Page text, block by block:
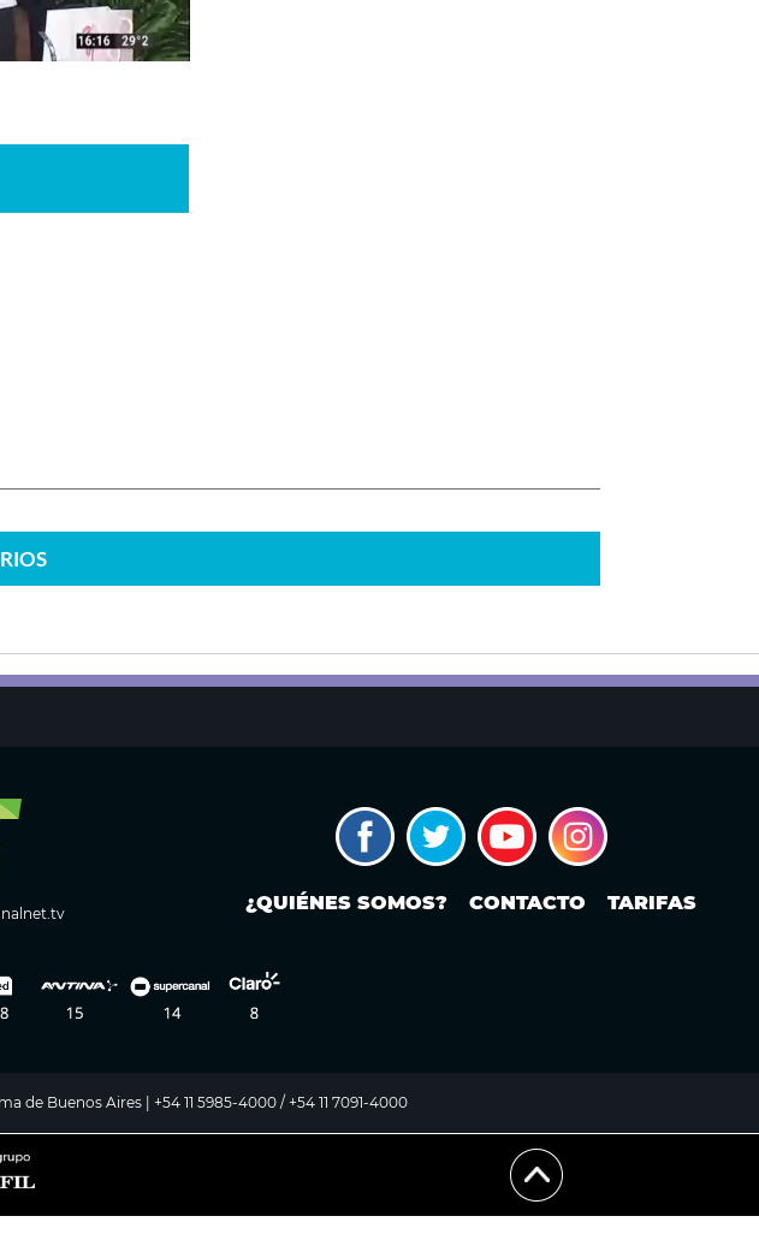
¿QUIÉNES SOMOS? CONTACTO TARIFAS
de Buenos Aires | +54 11 5985-4000 / +54 11 7091-4000